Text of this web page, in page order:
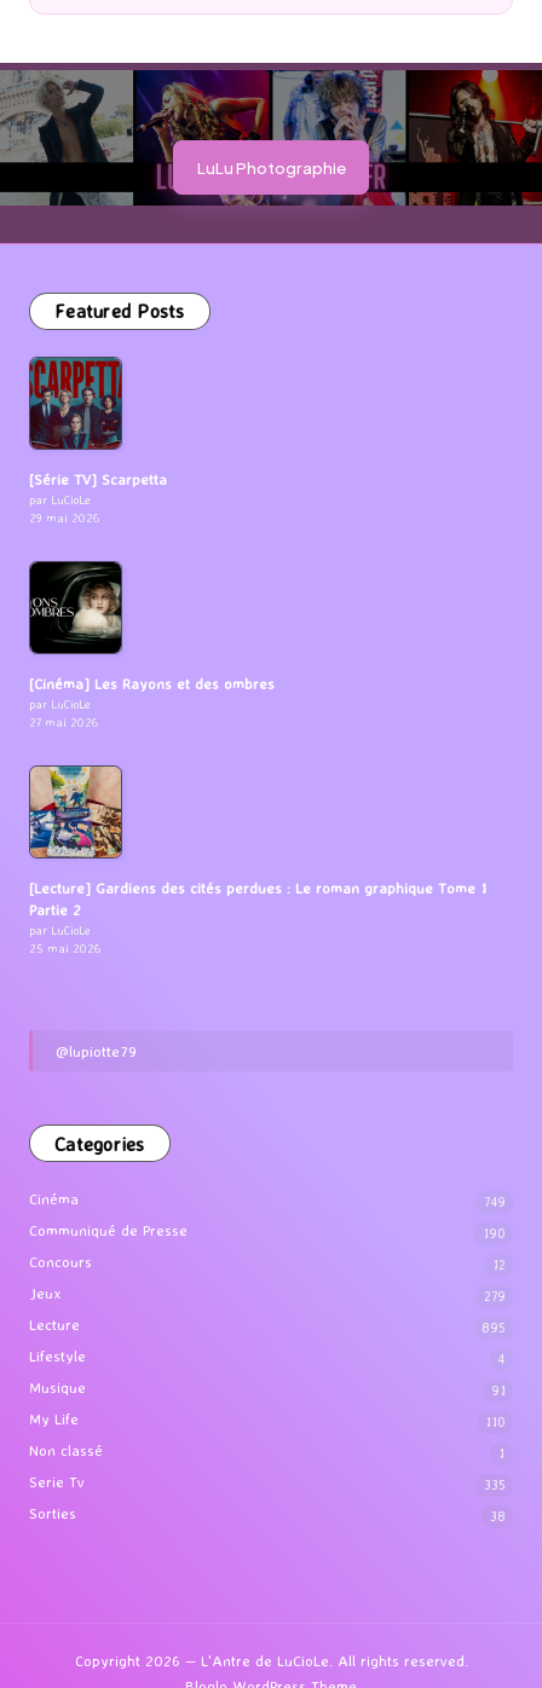
by
LuLu Photographie
Featured Posts
[Série TV] Scarpetta
par LuCioLe
29 mai 2026
[Cinéma] Les Rayons et des ombres
par LuCioLe
27 mai 2026
[Lecture] Gardiens des cités perdues : Le roman graphique Tome 1
Partie 2
par LuCioLe
25 mai 2026
@lupiotte79
Categories
Cinéma 749
Communiqué de Presse 190
Concours 12
Jeux 279
Lecture 895
Lifestyle 4
Musique 91
My Life 110
Non classé 1
Serie Tv 335
Sorties 38
Copyright 2026 — L'Antre de LuCioLe. All rights reserved.